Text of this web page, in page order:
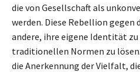
die von Gesellschaft als
werden. Diese Rebellion
andere, ihre eigene Identität zu
traditionellen Normen zu
die Anerkennung der Vielfalt,